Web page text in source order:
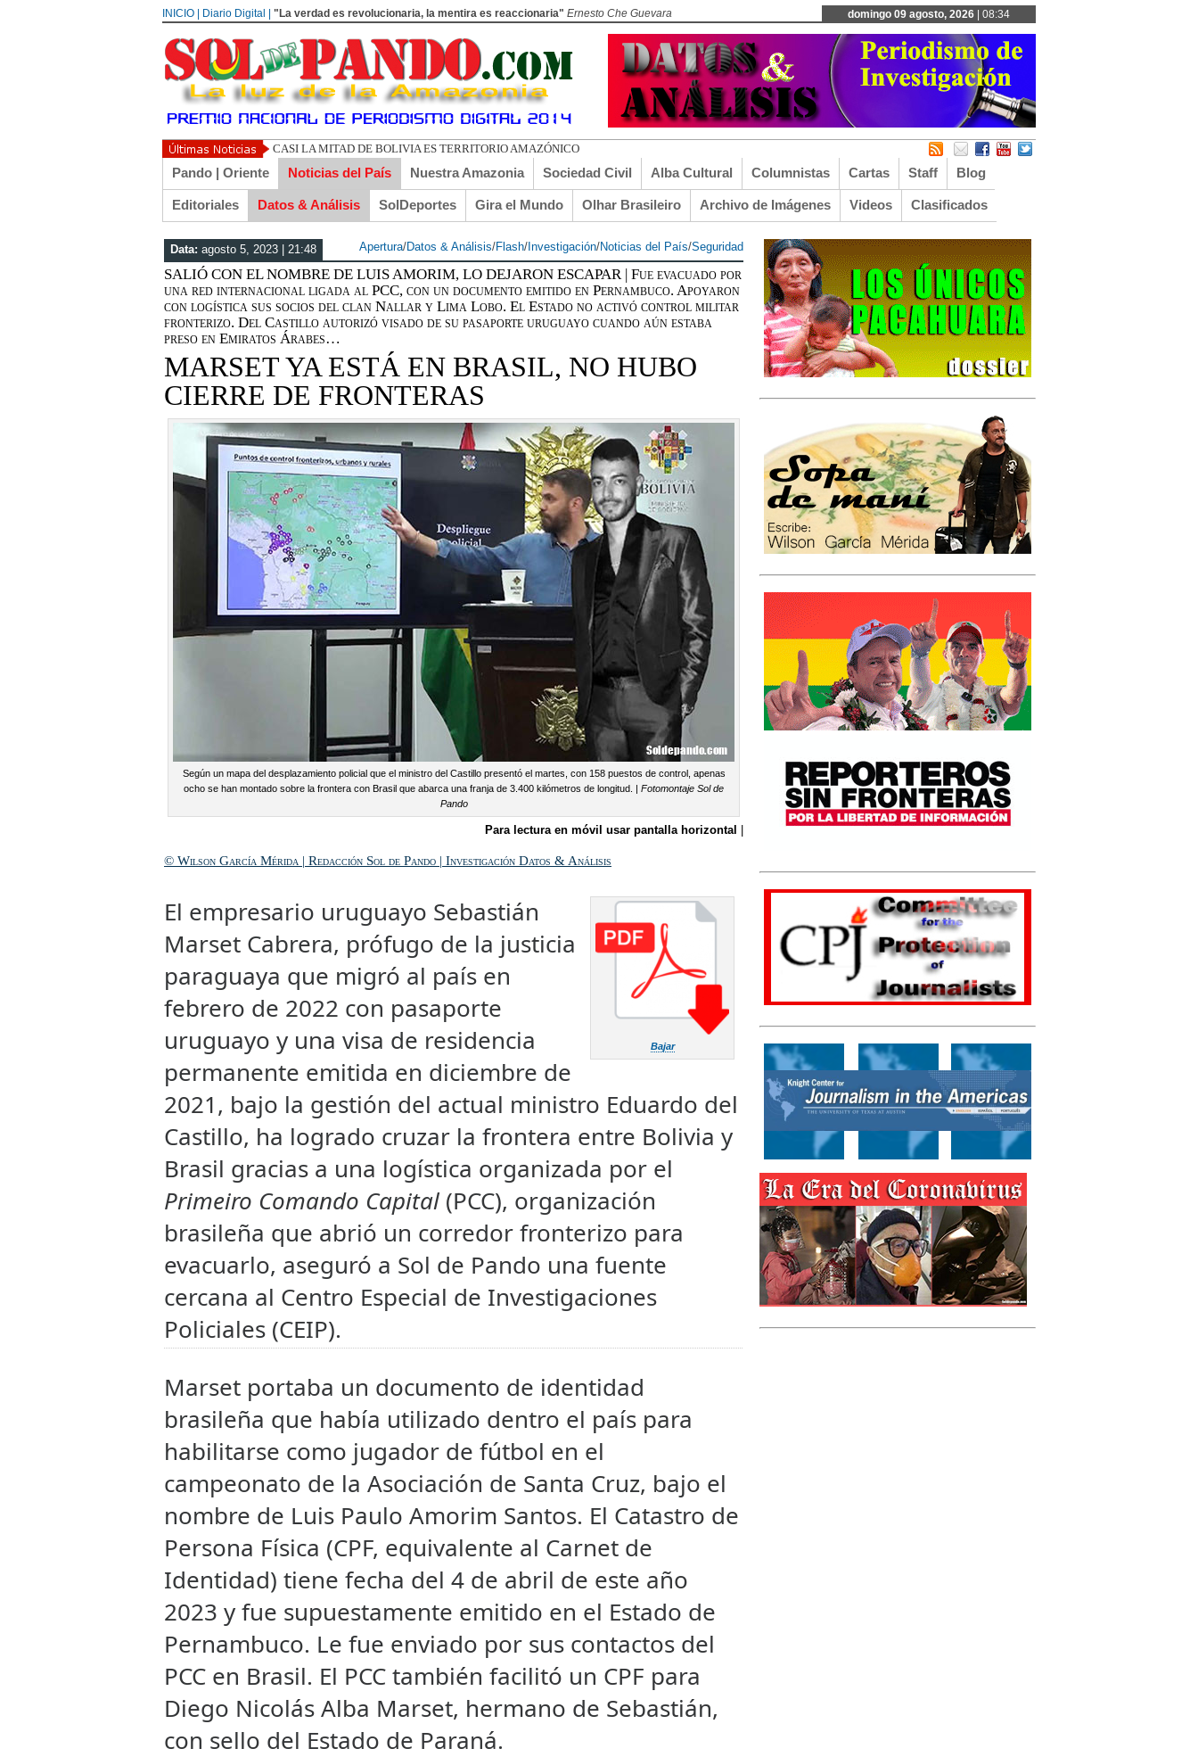
INICIO | Diario Digital | "La verdad es revolucionaria, la mentira es reaccionaria" Ernesto Che Guevara domingo 09 agosto, 2026 | 08:34
UN LIBERTARIO LLAMADO EL T
Pando | Oriente Noticias del País Nuestra Amazonia Sociedad Civil Alba Cultural Columnistas Cartas Staff Blog
Editoriales Datos & Análisis SolDeportes Gira el Mundo Olhar Brasileiro Archivo de Imágenes Videos Clasificados
Data: agosto 5, 2023 | 21:48 Apertura/Datos & Análisis/Flash/ Investigación/Noticias del País/Seguridad
SALIÓ CON EL NOMBRE DE LUIS AMORIM, LO DEJARON ESCAPAR | Fue evacuado por
una red internacional ligada al PCC, con un documento emitido en Pernambuco. Apoyaron
con logística sus socios del clan Nallar y Lima Lobo. El Estado no activó control militar
fronterizo. Del Castillo autorizó visado de su pasaporte uruguayo cuando aún estaba
preso en Emiratos Árabes…
MARSET YA ESTÁ EN BRASIL, NO HUBO
CIERRE DE FRONTERAS
Según un mapa del desplazamiento policial que el ministro del Castillo presentó el martes, con 158 puestos de control, apenas
ocho se han montado sobre la frontera con Brasil que abarca una franja de 3.400 kilómetros de longitud. | Fotomontaje Sol de
Pando
Para lectura en móvil usar pantalla horizontal
© Wilson García Mérida | Redacción Sol de Pando | Investigación Datos & Análisis
Bajar
El empresario uruguayo Sebastián
Marset Cabrera, prófugo de la justicia
paraguaya que migró al país en
febrero de 2022 con pasaporte
uruguayo y una visa de residencia
permanente emitida en diciembre de
2021, bajo la gestión del actual ministro Eduardo del
Castillo, ha logrado cruzar la frontera entre Bolivia y
Brasil gracias a una logística organizada por el
Primeiro Comando Capital (PCC), organización
brasileña que abrió un corredor fronterizo para
evacuarlo, aseguró a Sol de Pando una fuente
cercana al Centro Especial de Investigaciones
Policiales (CEIP).
Marset portaba un documento de identidad
brasileña que había utilizado dentro el país para
habilitarse como jugador de fútbol en el
campeonato de la Asociación de Santa Cruz, bajo el
nombre de Luis Paulo Amorim Santos. El Catastro de
Persona Física (CPF, equivalente al Carnet de
Identidad) tiene fecha del 4 de abril de este año
2023 y fue supuestamente emitido en el Estado de
Pernambuco. Le fue enviado por sus contactos del
PCC en Brasil. El PCC también facilitó un CPF para
Diego Nicolás Alba Marset, hermano de Sebastián,
con sello del Estado de Paraná.